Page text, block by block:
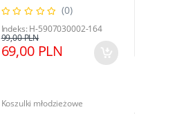
(0)
Indeks: H-5907030002-164
69,00 PLN
99,00 PLN
Koszulki młodzieżowe